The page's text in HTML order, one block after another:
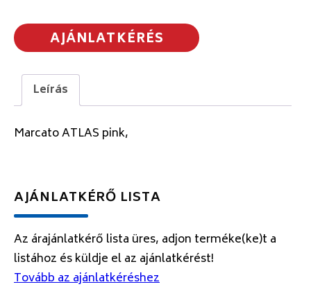
AJÁNLATKÉRÉS
Leírás
Marcato ATLAS pink,
AJÁNLATKÉRŐ LISTA
Az árajánlatkérő lista üres, adjon terméke(ke)t a
listához és küldje el az ajánlatkérést!
Tovább az ajánlatkéréshez